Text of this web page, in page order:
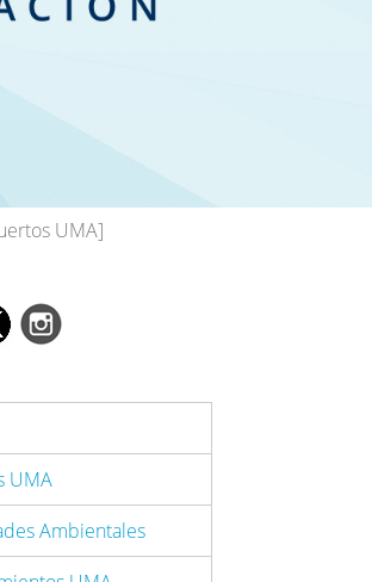
UMA]
UMA
Ambientales